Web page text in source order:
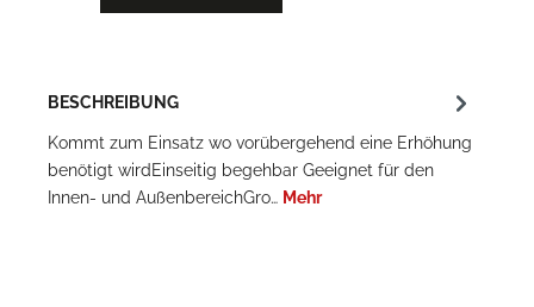
BESCHREIBUNG
Kommt zum Einsatz wo vorübergehend eine Erhöhung
benötigt wirdEinseitig begehbar Geeignet für den
Innen- und AußenbereichGro… Mehr